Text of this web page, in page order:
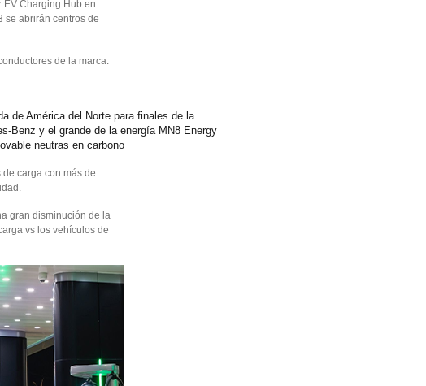
Charging Hub en
se abrirán centros de
de la marca.
de América del Norte para finales de la
Benz y el grande de la energía MN8 Energy
neutras en carbono
carga con más de
gran disminución de la
vs los vehículos de